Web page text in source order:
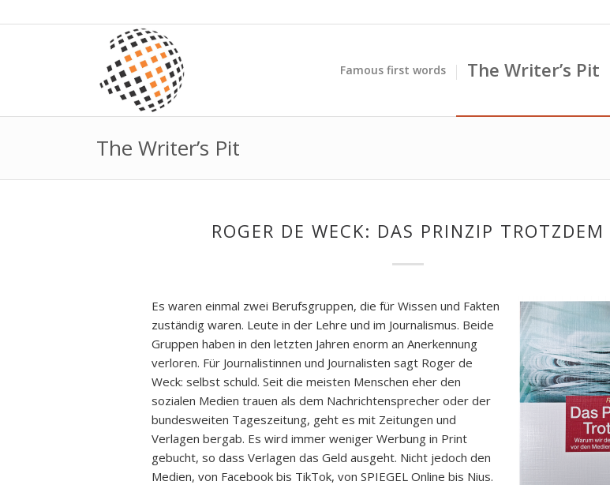
Famous first words The Writer’s Pit
The Writer’s Pit
ROGER DE WECK: DAS PRINZIP TROTZDEM
Es waren einmal zwei Berufsgruppen, die für Wissen und Fakten
zuständig waren. Leute in der Lehre und im Journalismus. Beide
Gruppen haben in den letzten Jahren enorm an Anerkennung
verloren. Für Journalistinnen und Journalisten sagt Roger de
Weck: selbst schuld. Seit die meisten Menschen eher den
sozialen Medien trauen als dem Nachrichtensprecher oder der
bundesweiten Tageszeitung, geht es mit Zeitungen und
Verlagen bergab. Es wird immer weniger Werbung in Print
gebucht, so dass Verlagen das Geld ausgeht. Nicht jedoch den
Medien, von Facebook bis TikTok, von SPIEGEL Online bis Nius.